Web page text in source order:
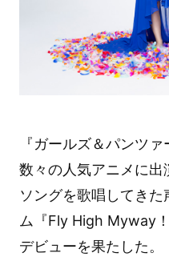
『ガールズ＆パンツ
数々の人気アニメに
ソングを歌唱してき
ム『Fly High Myway
デビューを果たした。